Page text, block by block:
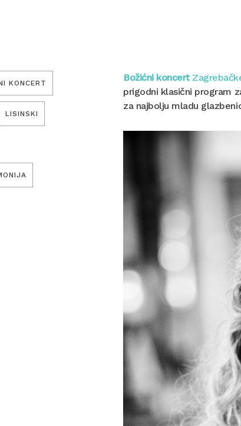
KONCERT
LISINSKI
Božićni koncert
prigodni klasični program
za najbolju mladu